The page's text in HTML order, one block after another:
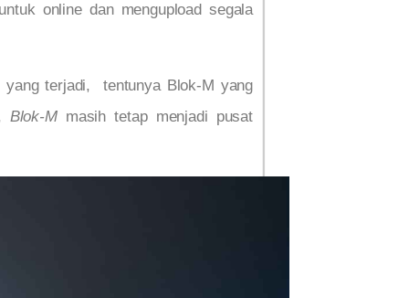
online dan mengupload segala
yang terjadi, tentunya Blok-M yang
Blok-Mmasih tetap menjadi pusat